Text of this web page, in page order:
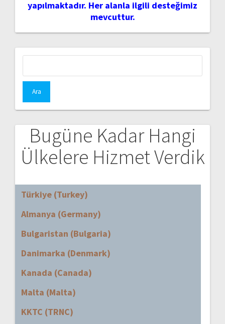
yapılmaktadır. Her alanla ilgili desteğimiz
mevcuttur.
Bugüne Kadar Hangi
Ülkelere Hizmet Verdik
Türkiye (Turkey)
Almanya (Germany)
Bulgaristan (Bulgaria)
Danimarka (Denmark)
Kanada (Canada)
Malta (Malta)
KKTC (TRNC)